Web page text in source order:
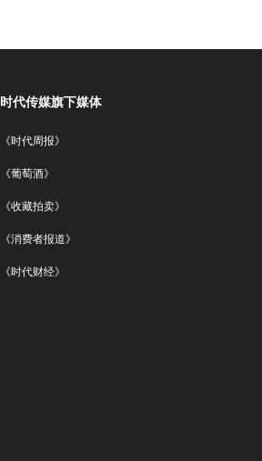
时代传媒旗下媒体
《时代周报》
《葡萄酒》
《收藏拍卖》
《消费者报道》
《时代财经》